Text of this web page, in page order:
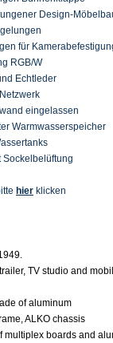
Design-
für
RGB/W
Echtleder
eingelassen
Warmwasserspeicher
Sockelbelüftung
hier klicken
, TV studio and
of aluminum
ALKO chassis
multiplex boards and